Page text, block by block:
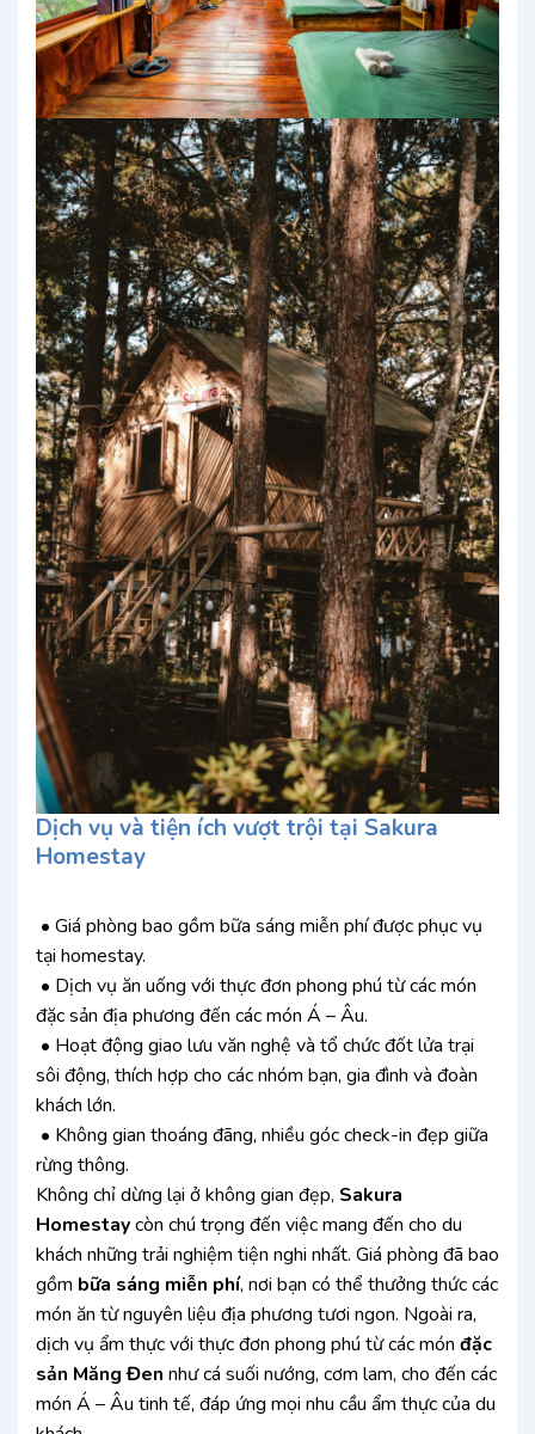
Dịch vụ và tiện ích vượt trội tại Sakura
Homestay
• Giá phòng bao gồm bữa sáng miễn phí được phục vụ
tại homestay.
• Dịch vụ ăn uống với thực đơn phong phú từ các món
đặc sản địa phương đến các món Á – Âu.
• Hoạt động giao lưu văn nghệ và tổ chức đốt lửa trại
sôi động, thích hợp cho các nhóm bạn, gia đình và đoàn
khách lớn.
• Không gian thoáng đãng, nhiều góc check-in đẹp giữa
rừng thông.
Không chỉ dừng lại ở không gian đẹp, Sakura
Homestaycòn chú trọng đến việc mang đến cho du
khách những trải nghiệm tiện nghi nhất. Giá phòng đã bao
gồm bữa sáng miễn phí, nơi bạn có thể thưởng thức các
món ăn từ nguyên liệu địa phương tươi ngon. Ngoài ra,
dịch vụ ẩm thực với thực đơn phong phú từ các món đặc
sản Măng Đen như cá suối nướng, cơm lam, cho đến các
món Á – Âu tinh tế, đáp ứng mọi nhu cầu ẩm thực của du